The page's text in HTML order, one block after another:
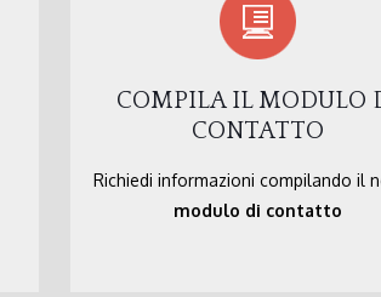
COMPILA IL MODULO
CONTATTO
Richiedi informazioni compilando il
modulo di contatto